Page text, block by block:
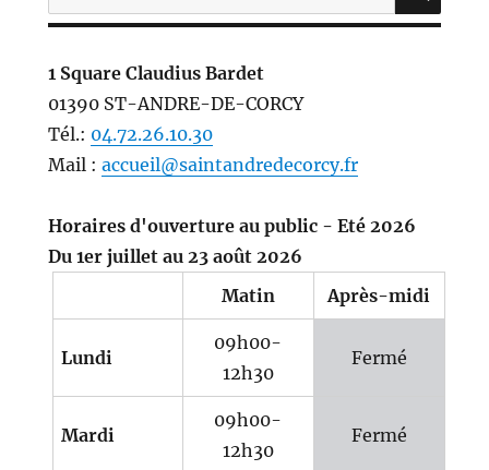
pour :
1 Square Claudius Bardet
01390 ST-ANDRE-DE-CORCY
Tél.: 04.72.26.10.30
Mail : accueil@saintandredecorcy.fr
Horaires d'ouverture au public - Eté 2026
Du 1er juillet au 23 août 2026
Matin
Après-midi
Lundi
09h00-
12h30
Fermé
Mardi
09h00-
12h30
Fermé